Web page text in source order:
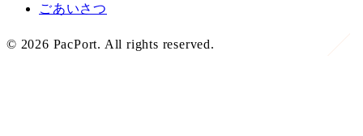
ごあいさつ
© 2026 PacPort. All rights reserved.